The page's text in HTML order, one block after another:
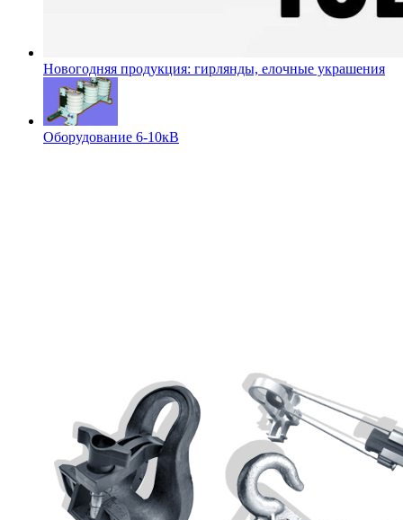
Новогодняя продукция: гирлянды, елочные украшения
Оборудование 6-10кВ